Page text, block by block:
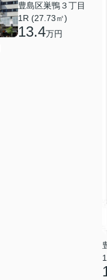
豊島区巣鴨３丁目
1R (27.73㎡)
13.4万円